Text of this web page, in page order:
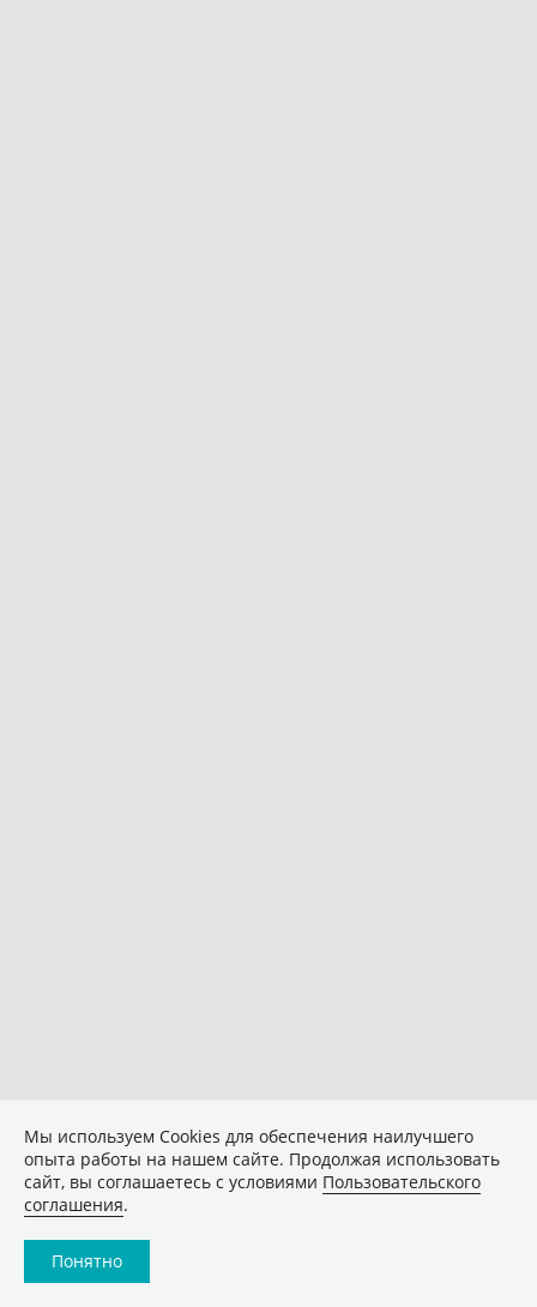
Мы используем Сookies для обеспечения наилучшего
опыта работы на нашем сайте. Продолжая использовать
сайт, вы соглашаетесь с условиями Пользовательского
соглашения.
Понятно